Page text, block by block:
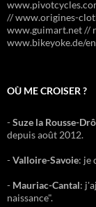
// www.origines-
www.guimart.net //
www.bikeyoke.de/
OÙ ME CROISER ?
-Suze la Rousse-
depuis août 2012.
-Valloire-Savoie: je
- Mauriac-Cantal:
naissance".